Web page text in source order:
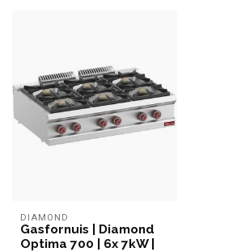
DIAMOND
Gasfornuis | Diamond
Optima 700 | 6x 7kW |